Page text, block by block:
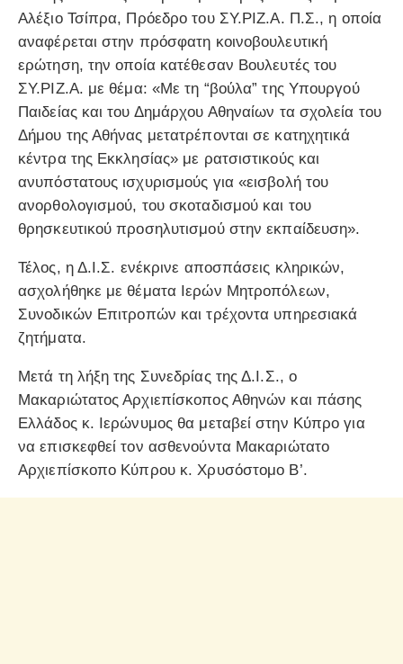
Αλέξιο Τσίπρα, Πρόεδρο του ΣΥ.ΡΙΖ.Α. Π.Σ., η οποία
αναφέρεται στην πρόσφατη κοινοβουλευτική
ερώτηση, την οποία κατέθεσαν Βουλευτές του
ΣΥ.ΡΙΖ.Α. με θέμα: «Με τη “βούλα” της Υπουργού
Παιδείας και του Δημάρχου Αθηναίων τα σχολεία του
Δήμου της Αθήνας μετατρέπονται σε κατηχητικά
κέντρα της Εκκλησίας» με ρατσιστικούς και
ανυπόστατους ισχυρισμούς για «εισβολή του
ανορθολογισμού, του σκοταδισμού και του
θρησκευτικού προσηλυτισμού στην εκπαίδευση».
Τέλος, η Δ.Ι.Σ. ενέκρινε αποσπάσεις κληρικών,
ασχολήθηκε με θέματα Ιερών Μητροπόλεων,
Συνοδικών Επιτροπών και τρέχοντα υπηρεσιακά
ζητήματα.
Μετά τη λήξη της Συνεδρίας της Δ.Ι.Σ., ο
Μακαριώτατος Αρχιεπίσκοπος Αθηνών και πάσης
Ελλάδος κ. Ιερώνυμος θα μεταβεί στην Κύπρο για
να επισκεφθεί τον ασθενούντα Μακαριώτατο
Αρχιεπίσκοπο Κύπρου κ. Χρυσόστομο Β’.